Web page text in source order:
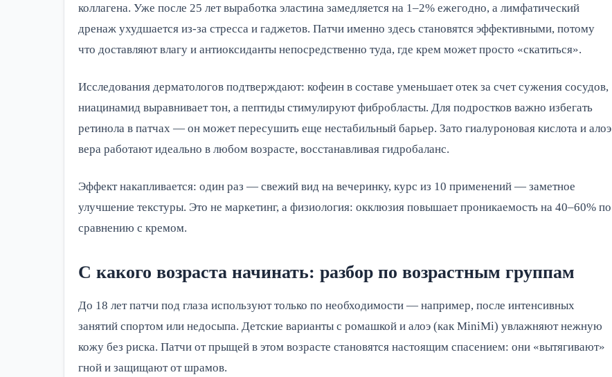
коллагена. Уже после 25 лет выработка эластина замедляется на 1–2% ежегодно, а лимфатический
дренаж ухудшается из-за стресса и гаджетов. Патчи именно здесь становятся эффективными, потому
что доставляют влагу и антиоксиданты непосредственно туда, где крем может просто «скатиться».
Исследования дерматологов подтверждают: кофеин в составе уменьшает отек за счет сужения сосудов,
ниацинамид выравнивает тон, а пептиды стимулируют фибробласты. Для подростков важно избегать
ретинола в патчах — он может пересушить еще нестабильный барьер. Зато гиалуроновая кислота и алоэ
вера работают идеально в любом возрасте, восстанавливая гидробаланс.
Эффект накапливается: один раз — свежий вид на вечеринку, курс из 10 применений — заметное
улучшение текстуры. Это не маркетинг, а физиология: окклюзия повышает проникаемость на 40–60% по
сравнению с кремом.
С какого возраста начинать: разбор по возрастным группам
До 18 лет патчи под глаза используют только по необходимости — например, после интенсивных
занятий спортом или недосыпа. Детские варианты с ромашкой и алоэ (как MiniMi) увлажняют нежную
кожу без риска. Патчи от прыщей в этом возрасте становятся настоящим спасением: они «вытягивают»
гной и защищают от шрамов.